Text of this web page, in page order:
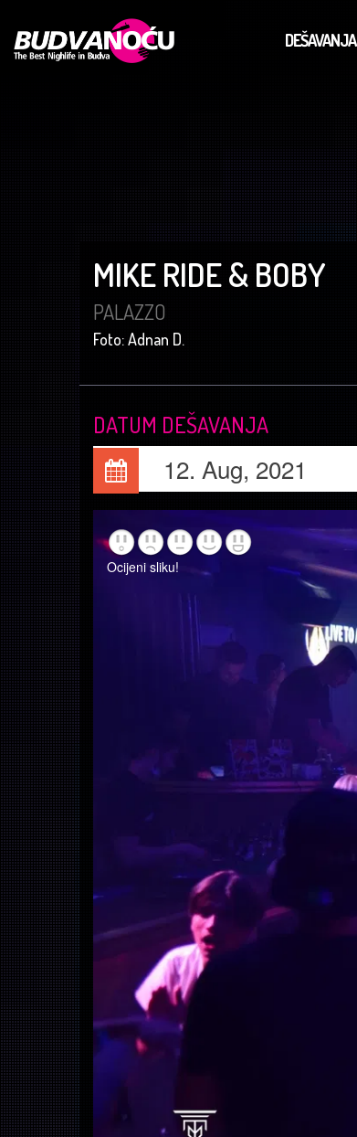
DEŠAVANJA
MIKE RIDE & BOBY
PALAZZO
Foto: Adnan D.
DATUM DEŠAVANJA
12. Aug, 2021
Ocijeni sliku!